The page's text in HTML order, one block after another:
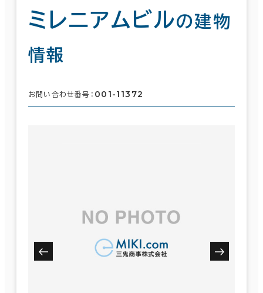
ミレニアムビルの建物
情報
お問い合わせ番号： 001-11372